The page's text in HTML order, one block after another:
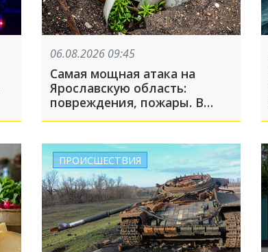
06.08.2026 09:45
Самая мощная атака на
Ярославскую область:
повреждения, пожары. В
Тверской области пострадал
случилось этой ночью
ПРОИСШЕСТВИЯ